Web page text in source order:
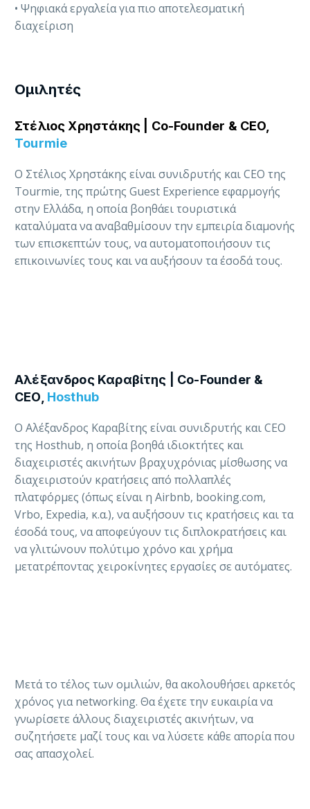
• Ψηφιακά εργαλεία για πιο αποτελεσματική
διαχείριση
Ομιλητές
Στέλιος Χρηστάκης | Co-Founder & CEO,
Tourmie
Ο Στέλιος Χρηστάκης είναι συνιδρυτής και CEO της
Tourmie, της πρώτης Guest Experience εφαρμογής
στην Ελλάδα, η οποία βοηθάει τουριστικά
καταλύματα να αναβαθμίσουν την εμπειρία διαμονής
των επισκεπτών τους, να αυτοματοποιήσουν τις
επικοινωνίες τους και να αυξήσουν τα έσοδά τους.
Αλέξανδρος Καραβίτης | Co-Founder &
CEO, Hosthub
Ο Αλέξανδρος Καραβίτης είναι συνιδρυτής και CEO
της Ηοsthub, η οποία βοηθά ιδιοκτήτες και
διαχειριστές ακινήτων βραχυχρόνιας μίσθωσης να
διαχειριστούν κρατήσεις από πολλαπλές
πλατφόρμες (όπως είναι η Airbnb, booking.com,
Vrbo, Expedia, κ.α.), να αυξήσουν τις κρατήσεις και τα
έσοδά τους, να αποφεύγουν τις διπλοκρατήσεις και
να γλιτώνουν πολύτιμο χρόνο και χρήμα
μετατρέποντας χειροκίνητες εργασίες σε αυτόματες.
Μετά το τέλος των ομιλιών, θα ακολουθήσει αρκετός
χρόνος για networking. Θα έχετε την ευκαιρία να
γνωρίσετε άλλους διαχειριστές ακινήτων, να
συζητήσετε μαζί τους και να λύσετε κάθε απορία που
σας απασχολεί.